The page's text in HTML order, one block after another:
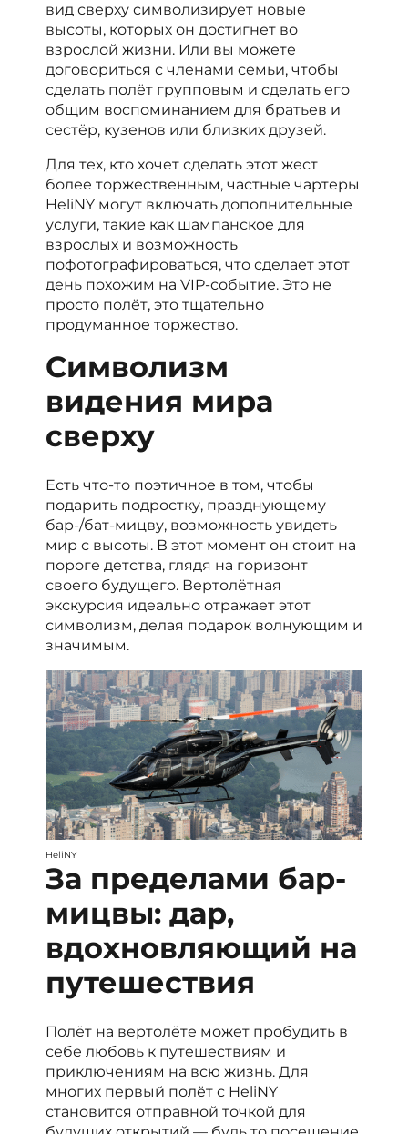
вид сверху символизирует новые
высоты, которых он достигнет во
взрослой жизни. Или вы можете
договориться с членами семьи, чтобы
сделать полёт групповым и сделать его
общим воспоминанием для братьев и
сестёр, кузенов или близких друзей.
Для тех, кто хочет сделать этот жест
более торжественным, частные чартеры
HeliNY могут включать дополнительные
услуги, такие как шампанское для
взрослых и возможность
пофотографироваться, что сделает этот
день похожим на VIP-событие. Это не
просто полёт, это тщательно
продуманное торжество.
Символизм
видения мира
сверху
Есть что-то поэтичное в том, чтобы
подарить подростку, празднующему
бар-/бат-мицву, возможность увидеть
мир с высоты. В этот момент он стоит на
пороге детства, глядя на горизонт
своего будущего. Вертолётная
экскурсия идеально отражает этот
символизм, делая подарок волнующим и
значимым.
HeliNY
За пределами бар-
мицвы: дар,
вдохновляющий на
путешествия
Полёт на вертолёте может пробудить в
себе любовь к путешествиям и
приключениям на всю жизнь. Для
многих первый полёт с HeliNY
становится отправной точкой для